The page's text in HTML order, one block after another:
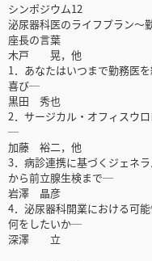
シンポジウム12
泌尿器科医のライフプラン～
座長の言葉
木戸 晃，他
1．あなたはいつまで勤務医
喜び─
黒田 秀也
2．サージカル・オフィスウ
─
加藤 裕二，他
3．病診連携に基づくジェネ
から前立腺生検まで─
岩澤 晶彦
4．泌尿器科開業における可
何をしたいか─
深澤 立